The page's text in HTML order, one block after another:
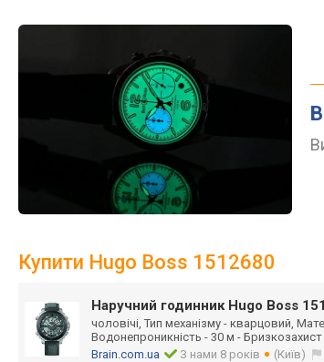
Купити Hugo Boss 1512680
Наручний годинник Hugo Boss
чоловічі, Тип механізму - кварцовий,
Водонепроникність - 30 м - Бризкозахист
Brain.com.ua
З нами 8 років (Київ)